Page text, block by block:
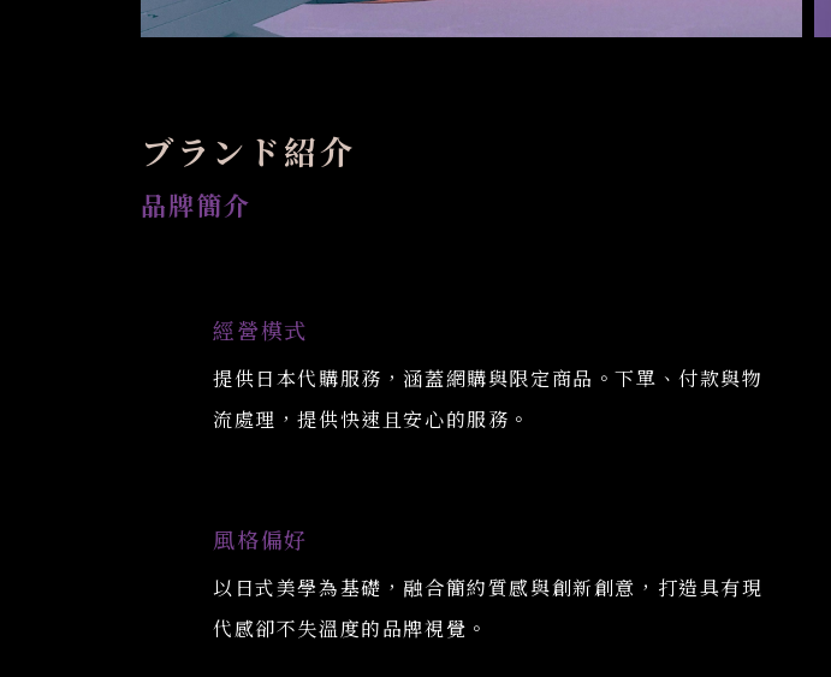
ブランド紹介
品牌簡介
經營模式
提供日本代購服務，涵蓋網購與限定商品。下單、付款與物
流處理，提供快速且安心的服務。
風格偏好
以日式美學為基礎，融合簡約質感與創新創意，打造具有現
代感卻不失溫度的品牌視覺。